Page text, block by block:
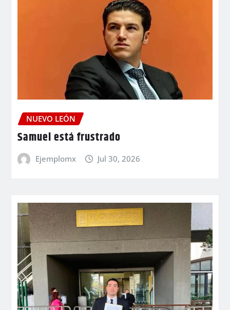
NUEVO LEÓN
Samuel está frustrado
Ejemplomx Jul 30, 2026